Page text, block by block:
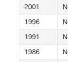
2001
1996
1991
1986